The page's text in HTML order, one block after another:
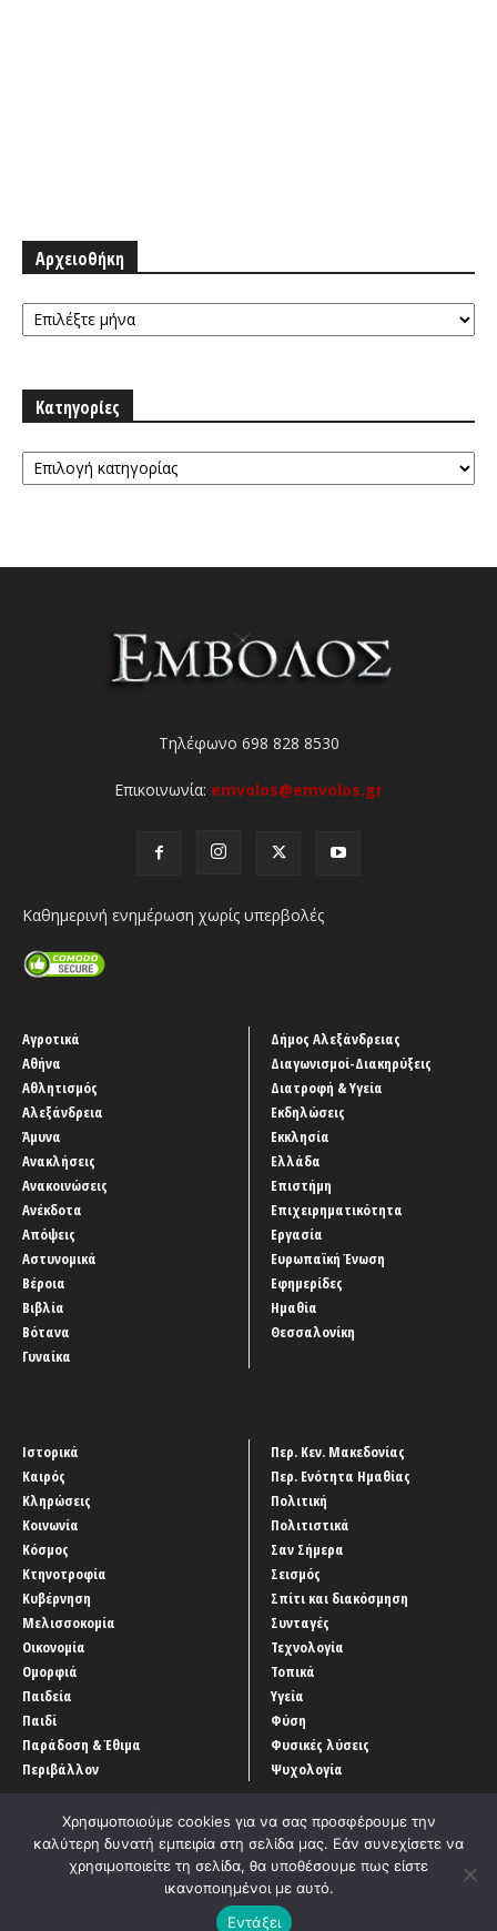
Αρχειοθήκη
Αρχειοθήκη
Κατηγορίες
Κατηγορίες
Τηλέφωνο 698 828 8530
Επικοινωνία: emvolos@emvolos.gr
Καθημερινή ενημέρωση χωρίς υπερβολές
Αγροτικά
Αθήνα
Αθλητισμός
Αλεξάνδρεια
Άμυνα
Ανακλήσεις
Ανακοινώσεις
Ανέκδοτα
Απόψεις
Αστυνομικά
Βέροια
Βιβλία
Βότανα
Γυναίκα
Δήμος Αλεξάνδρειας
Διαγωνισμοί-Διακηρύξεις
Διατροφή & Υγεία
Εκδηλώσεις
Εκκλησία
Ελλάδα
Επιστήμη
Επιχειρηματικότητα
Εργασία
Ευρωπαϊκή Ένωση
Εφημερίδες
Ημαθία
Θεσσαλονίκη
Ιστορικά
Καιρός
Κληρώσεις
Κοινωνία
Κόσμος
Κτηνοτροφία
Κυβέρνηση
Μελισσοκομία
Οικονομία
Ομορφιά
Παιδεία
Παιδί
Παράδοση & Έθιμα
Περιβάλλον
Περ. Κεν. Μακεδονίας
Περ. Ενότητα Ημαθίας
Πολιτική
Πολιτιστικά
Σαν Σήμερα
Σεισμός
Σπίτι και διακόσμηση
Συνταγές
Τεχνολογία
Τοπικά
Υγεία
Φύση
Φυσικές λύσεις
Ψυχολογία
‘Οροι χρήσης Αρχείο Άρθρων
Χρησιμοποιούμε cookies για να σας προσφέρουμε την
καλύτερη δυνατή εμπειρία στη σελίδα μας. Εάν συνεχίσετε να
χρησιμοποιείτε τη σελίδα, θα υποθέσουμε πως είστε
ικανοποιημένοι με αυτό.
Εντάξει